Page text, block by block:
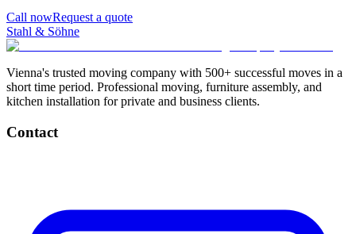
Call nowRequest a quote
Stahl & Söhne
Vienna's trusted moving company with 500+ successful moves in a
short time period. Professional moving, furniture assembly, and
kitchen installation for private and business clients.
Contact